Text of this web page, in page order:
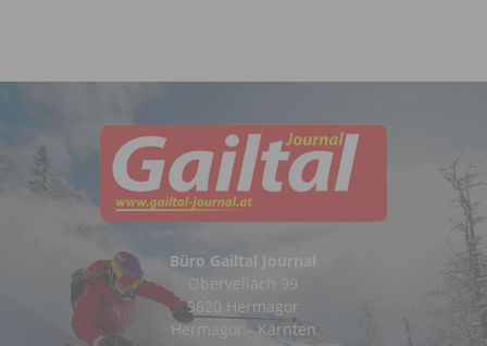
Büro Gailtal Journal
Obervellach 99
9620 Hermagor
Hermagor - Kärnten